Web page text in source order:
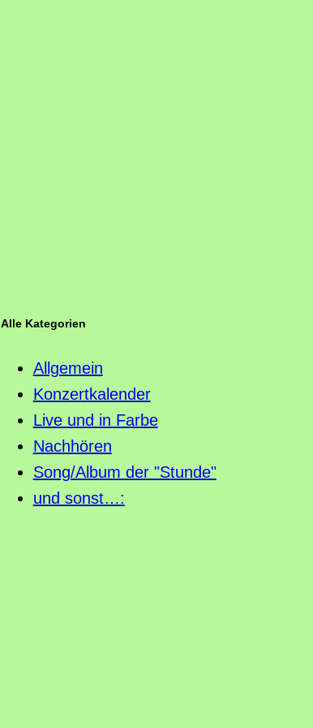
Alle Kategorien
Allgemein
Konzertkalender
Live und in Farbe
Nachhören
Song/Album der "Stunde"
und sonst…: